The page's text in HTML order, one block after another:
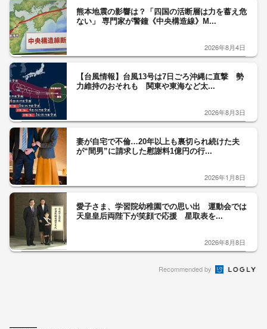
熊本地震の影響は？「四国の活断層は力を蓄え危
ない」 専門家が警鐘《中央構造線》M...
2026年8月4日
【台風情報】台風13号は7日ごろ沖縄に直撃 勢
力維持のおそれも 関東や東海など太...
2026年8月3日
妻が自宅で不倫…20年以上も裏切られ続けた夫
が“間男”に請求した慰謝料1億円の行...
2026年1月8日
愛子さま、学習院幼稚園での思い出 運動会では
天皇皇后両陛下が笑顔で応援 星取表を...
2026年8月8日
Recommended by